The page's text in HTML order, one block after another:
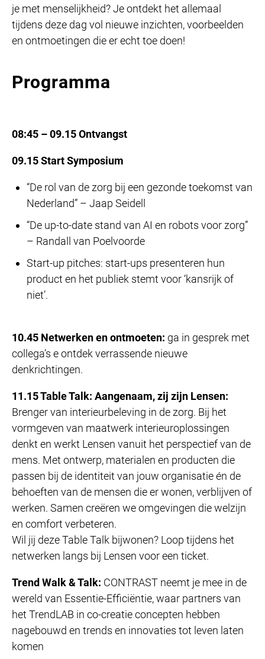
je met menselijkheid? Je ontdekt het allemaal
tijdens deze dag vol nieuwe inzichten, voorbeelden
en ontmoetingen die er echt toe doen!
Programma
08:45 – 09.15Ontvangst
09.15Start Symposium
“De rol van de zorg bij een gezonde toekomst van
Nederland” – Jaap Seidell
“De up-to-date stand van AI en robots voor zorg”
– Randall van Poelvoorde
Start-up pitches: start-ups presenteren hun
product en het publiek stemt voor ‘kansrijk of
niet’.
10.45 Netwerken en ontmoeten: ga in gesprek met
collega’s e ontdek verrassende nieuwe
denkrichtingen.
11.15 Table Talk: Aangenaam, zij zijn Lensen:
Brenger van interieurbeleving in de zorg. Bij het
vormgeven van maatwerk interieuroplossingen
denkt en werkt Lensen vanuit het perspectief van de
mens. Met ontwerp, materialen en producten die
passen bij de identiteit van jouw organisatie én de
behoeften van de mensen die er wonen, verblijven of
werken. Samen creëren we omgevingen die welzijn
en comfort verbeteren.
Wil jij deze Table Talk bijwonen? Loop tijdens het
netwerken langs bij Lensen voor een ticket.
Trend Walk & Talk: CONTRAST neemt je mee in de
wereld van Essentie-Efficiëntie, waar partners van
het TrendLAB in co-creatie concepten hebben
nagebouwd en trends en innovaties tot leven laten
komen